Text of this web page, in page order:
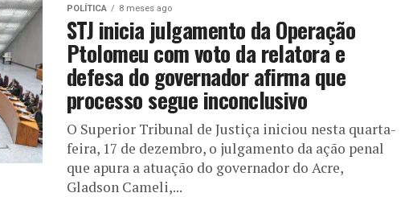
POLÍTICA 8 meses ago
STJ inicia julgamento da Operação
Ptolomeu com voto da relatora e
defesa do governador afirma que
processo segue inconclusivo
O Superior Tribunal de Justiça iniciou nesta quarta-
feira, 17 de dezembro, o julgamento da ação penal
que apura a atuação do governador do Acre,
Gladson Cameli,...